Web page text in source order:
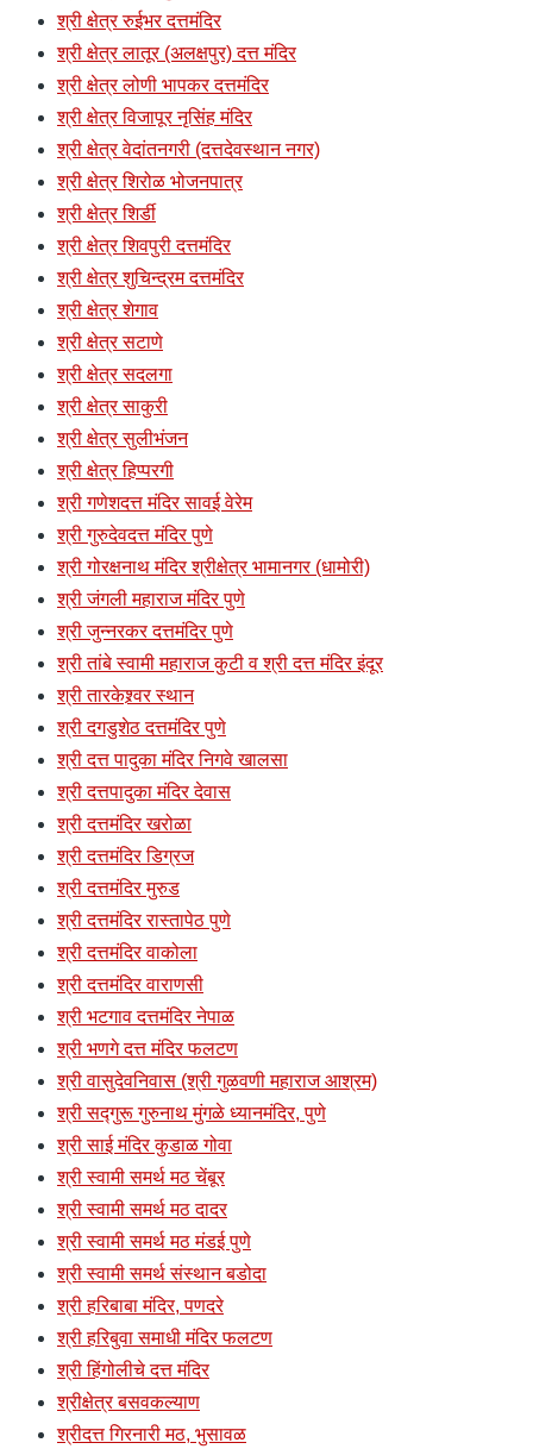
श्री क्षेत्र रुईभर दत्तमंदिर
श्री क्षेत्र लातूर (अलक्षपुर) दत्त मंदिर
श्री क्षेत्र लोणी भापकर दत्तमंदिर
श्री क्षेत्र विजापूर नृसिंह मंदिर
श्री क्षेत्र वेदांतनगरी (दत्तदेवस्थान नगर)
श्री क्षेत्र शिरोळ भोजनपात्र
श्री क्षेत्र शिर्डी
श्री क्षेत्र शिवपुरी दत्तमंदिर
श्री क्षेत्र शुचिन्द्रम दत्तमंदिर
श्री क्षेत्र शेगाव
श्री क्षेत्र सटाणे
श्री क्षेत्र सदलगा
श्री क्षेत्र साकुरी
श्री क्षेत्र सुलीभंजन
श्री क्षेत्र हिप्परगी
श्री गणेशदत्त मंदिर सावई वेरेम
श्री गुरुदेवदत्त मंदिर पुणे
श्री गोरक्षनाथ मंदिर श्रीक्षेत्र भामानगर (धामोरी)
श्री जंगली महाराज मंदिर पुणे
श्री जुन्नरकर दत्तमंदिर पुणे
श्री तांबे स्वामी महाराज कुटी व श्री दत्त मंदिर इंदूर
श्री तारकेश्र्वर स्थान
श्री दगडुशेठ दत्तमंदिर पुणे
श्री दत्त पादुका मंदिर निगवे खालसा
श्री दत्तपादुका मंदिर देवास
श्री दत्तमंदिर खरोळा
श्री दत्तमंदिर डिग्रज
श्री दत्तमंदिर मुरुड
श्री दत्तमंदिर रास्तापेठ पुणे
श्री दत्तमंदिर वाकोला
श्री दत्तमंदिर वाराणसी
श्री भटगाव दत्तमंदिर नेपाळ
श्री भणगे दत्त मंदिर फलटण
श्री वासुदेवनिवास (श्री गुळवणी महाराज आश्रम)
श्री सद्गुरू गुरुनाथ मुंगळे ध्यानमंदिर, पुणे
श्री साई मंदिर कुडाळ गोवा
श्री स्वामी समर्थ मठ चेंबूर
श्री स्वामी समर्थ मठ दादर
श्री स्वामी समर्थ मठ मंडई पुणे
श्री स्वामी समर्थ संस्थान बडोदा
श्री हरिबाबा मंदिर, पणदरे
श्री हरिबुवा समाधी मंदिर फलटण
श्री हिंगोलीचे दत्त मंदिर
श्रीक्षेत्र बसवकल्याण
श्रीदत्त गिरनारी मठ, भुसावळ